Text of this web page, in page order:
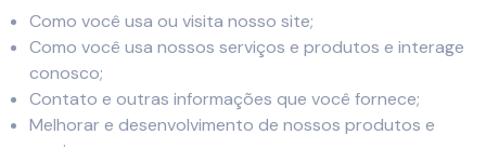
Como você usa ou visita nosso site;
Como você usa nossos serviços e produtos e interage
conosco;
Contato e outras informações que você fornece;
Melhorar e desenvolvimento de nossos produtos e